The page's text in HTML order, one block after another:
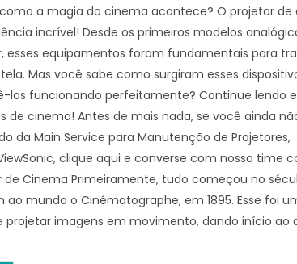
a magia do cinema acontece? O projetor
incrível! Desde os primeiros modelos
esses equipamentos foram fundamentais para
Mas você sabe como surgiram esses
los funcionando perfeitamente? Continue lendo
de cinema! Antes de mais nada, se você ainda
da Main Service para Manutenção de Projetores,
clique aqui e converse com nosso time
de Cinema Primeiramente, tudo começou no
mundo o Cinématographe, em 1895. Esse foi
projetar imagens em movimento, dando início ao